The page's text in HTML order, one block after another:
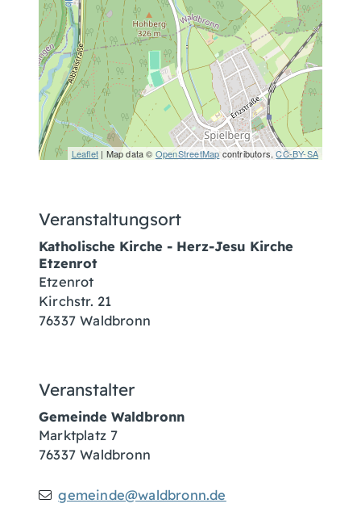
Leaflet| Map data © OpenStreetMapcontributors,CC-BY-SA
Veranstaltungsort
Katholische Kirche - Herz-Jesu Kirche
Etzenrot
Etzenrot
Kirchstr. 21
76337 Waldbronn
Veranstalter
Gemeinde Waldbronn
Marktplatz 7
76337 Waldbronn
gemeinde@waldbronn.de